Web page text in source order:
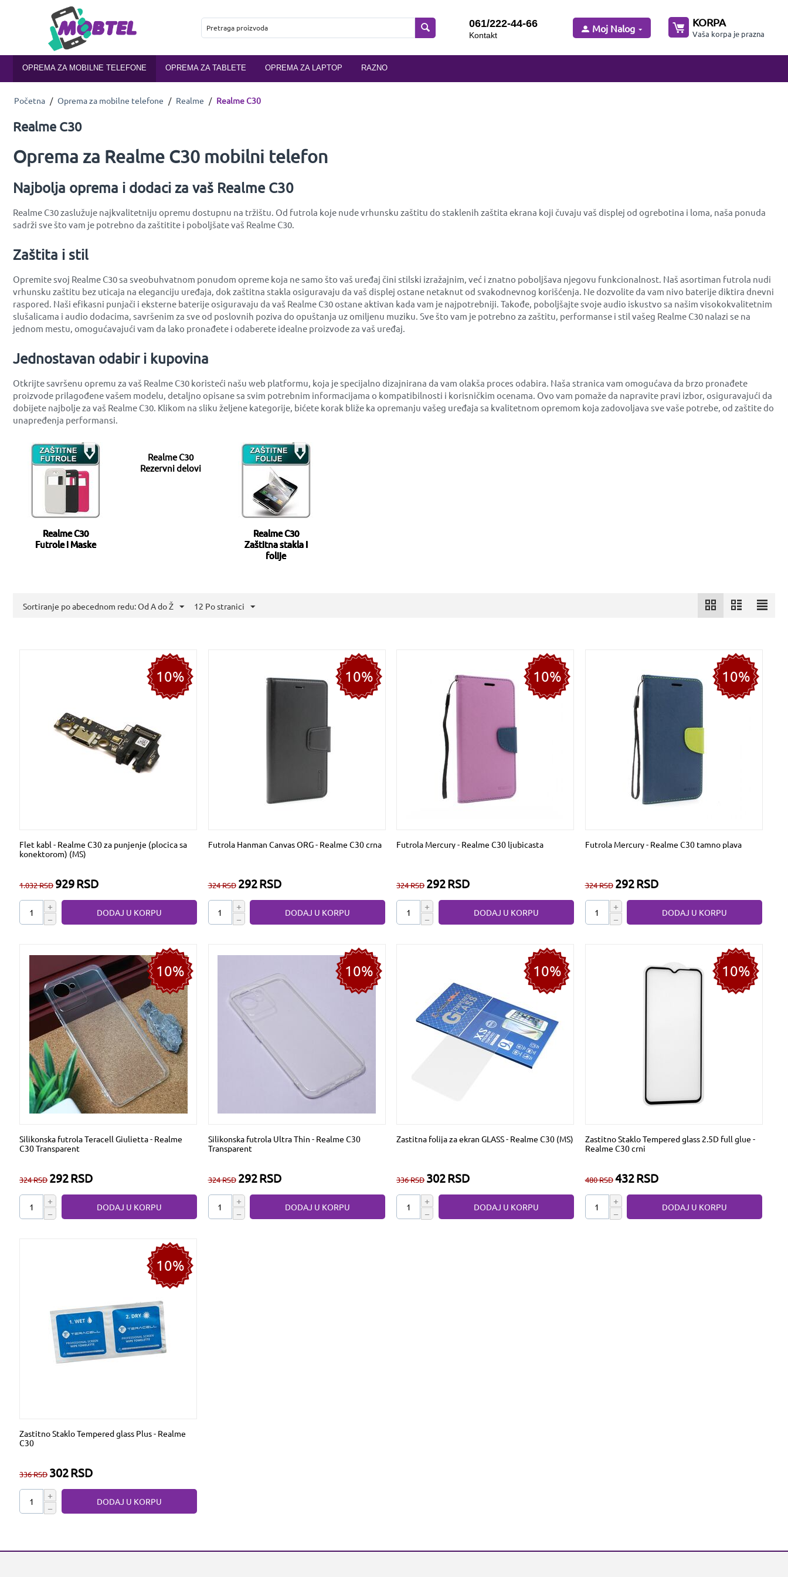
061/222-44-66
Kontakt
Moj Nalog KORPA
Vaša korpa je prazna
OPREMA ZA MOBILNE TELEFONE OPREMA ZA TABLETE OPREMA ZA LAPTOP RAZNO
Početna / Oprema za mobilne telefone / Realme / Realme C30
Realme C30
Oprema za Realme C30 mobilni telefon
Najbolja oprema i dodaci za vaš Realme C30
Realme C30 zaslužuje najkvalitetniju opremu dostupnu na tržištu. Od futrola koje nude vrhunsku zaštitu do staklenih zaštita ekrana koji čuvaju vaš displej od ogrebotina i loma, naša ponuda
sadrži sve što vam je potrebno da zaštitite i poboljšate vaš Realme C30.
Zaštita i stil
Opremite svoj Realme C30 sa sveobuhvatnom ponudom opreme koja ne samo što vaš uređaj čini stilski izražajnim, već i znatno poboljšava njegovu funkcionalnost. Naš asortiman futrola nudi
vrhunsku zaštitu bez uticaja na eleganciju uređaja, dok zaštitna stakla osiguravaju da vaš displej ostane netaknut od svakodnevnog korišćenja. Ne dozvolite da vam nivo baterije diktira dnevni
raspored. Naši efikasni punjači i eksterne baterije osiguravaju da vaš Realme C30 ostane aktivan kada vam je najpotrebniji. Takođe, poboljšajte svoje audio iskustvo sa našim visokokvalitetnim
slušalicama i audio dodacima, savršenim za sve od poslovnih poziva do opuštanja uz omiljenu muziku. Sve što vam je potrebno za zaštitu, performanse i stil vašeg Realme C30 nalazi se na
jednom mestu, omogućavajući vam da lako pronađete i odaberete idealne proizvode za vaš uređaj.
Jednostavan odabir i kupovina
Otkrijte savršenu opremu za vaš Realme C30 koristeći našu web platformu, koja je specijalno dizajnirana da vam olakša proces odabira. Naša stranica vam omogućava da brzo pronađete
proizvode prilagođene vašem modelu, detaljno opisane sa svim potrebnim informacijama o kompatibilnosti i korisničkim ocenama. Ovo vam pomaže da napravite pravi izbor, osiguravajući da
dobijete najbolje za vaš Realme C30. Klikom na sliku željene kategorije, bićete korak bliže ka opremanju vašeg uređaja sa kvalitetnom opremom koja zadovoljava sve vaše potrebe, od zaštite do
unapređenja performansi.
Realme C30
Futrole i Maske
Realme C30
Rezervni delovi
Realme C30
Zaštitna stakla I
folije
Sortiranje po abecednom redu: Od A do Ž 12 Po stranici
10%
Flet kabl - Realme C30 za punjenje (plocica sa
konektorom) (MS)
1.032RSD 929RSD
+
−
DODAJ U KORPU
10%
Futrola Hanman Canvas ORG - Realme C30 crna
324RSD 292RSD
+
−
DODAJ U KORPU
10%
Futrola Mercury - Realme C30 ljubicasta
324RSD 292RSD
+
−
DODAJ U KORPU
10%
Futrola Mercury - Realme C30 tamno plava
324RSD 292RSD
+
−
DODAJ U KORPU
10%
Silikonska futrola Teracell Giulietta - Realme
C30 Transparent
324RSD 292RSD
+
−
DODAJ U KORPU
10%
Silikonska futrola Ultra Thin - Realme C30
Transparent
324RSD 292RSD
+
−
DODAJ U KORPU
10%
Zastitna folija za ekran GLASS - Realme C30 (MS)
336RSD 302RSD
+
−
DODAJ U KORPU
10%
Zastitno Staklo Tempered glass 2.5D full glue -
Realme C30 crni
480RSD 432RSD
+
−
DODAJ U KORPU
10%
Zastitno Staklo Tempered glass Plus - Realme
C30
336RSD 302RSD
+
−
DODAJ U KORPU